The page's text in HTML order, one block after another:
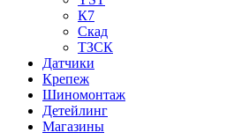
К7
Скад
ТЗСК
Датчики
Крепеж
Шиномонтаж
Детейлинг
Магазины